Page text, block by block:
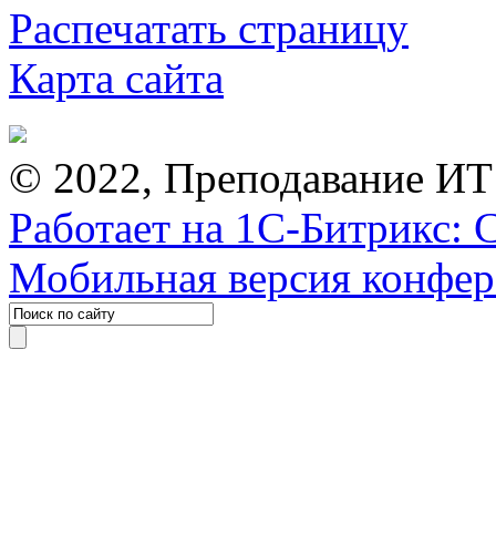
Распечатать страницу
Карта сайта
© 2022, Преподавание
Работает на 1С-Битрикс:
Мобильная версия